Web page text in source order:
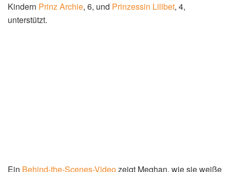
Kindern Prinz Archie, 6, und Prinzessin Lilibet, 4,
unterstützt.
Ein Behind-the-Scenes-Videozeigt Meghan, wie sie weiße